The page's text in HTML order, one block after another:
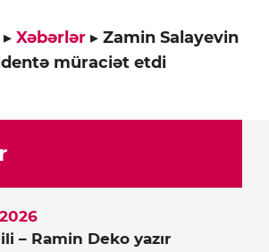
▸ Xəbərlər ▸ Zamin Salayevin
müraciət etdi
– Ramin Deko yazır